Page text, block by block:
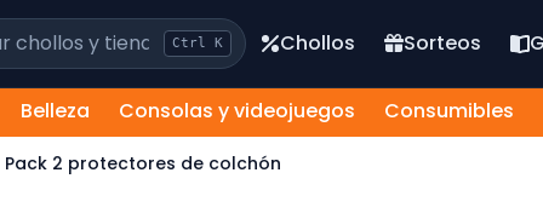
y tiendas Ctrl K Chollos Sorteos
Belleza Consolas y videojuegos Consumibles
Pack 2 protectores de colchón